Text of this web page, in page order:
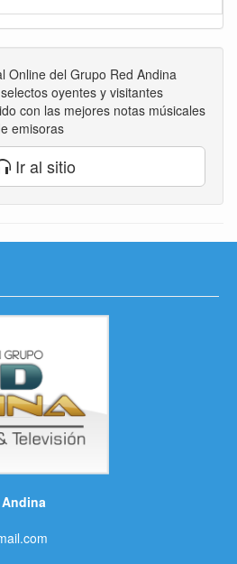
Online del Grupo Red Andina
oyentes y visitantes
con las mejores notas músicales
emisoras
Ir al sitio